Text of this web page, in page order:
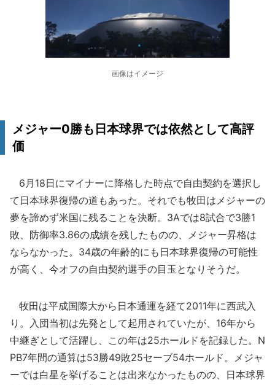
画像はイメージ
メジャー0勝も日本球界では依然として高評
価
6月18日にマイナーに降格した時点で自由契約を選択し
て日本球界復帰の道もあった。それでも牧田はメジャーの
夢を諦めず米国に残ることを決断。3Aでは8試合で3勝1
敗、防御率3.86の成績を残したものの、メジャー昇格は
ならなかった。34歳の年齢的にも日本球界復帰の可能性
が高く、今オフの自由契約選手の目玉となりそうだ。
牧田は平成国際大から日本通運を経て2011年に西武入
り。入団当初は先発として起用されていたが、16年から
中継ぎとして活躍し、この年は25ホールドを記録した。N
PB7年間の通算は53勝49敗25セーブ54ホールド。メジャ
ーでは白星を挙げることは出来なかったものの、日本球界